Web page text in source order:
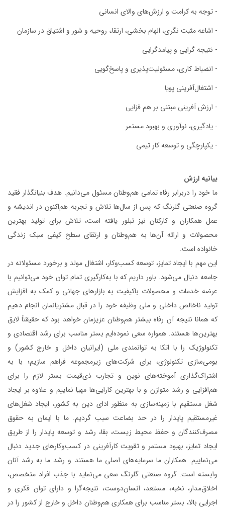
- توجه به کرامت و ارزش‌های والای انسانی
- اشاعه مثبت نگری، الهام بخشی، ارتقاء روحیه و شور و اشتیاق در سازمان
- نتیجه گرایی و پیامدگرایی
- انضباط کاری، مسئولیت‌پذیری و پاسخ‌گویی
- اشتغال‌آفرینی پویا
- ارزش آفرینی مبتنی بر هم‌ فزایی
- یادگیری، نوآوری و بهبود مستمر
- یکپارچگی و توسعه کار تیمی
بیانیه ارزش
ما خود را دربرابر رفاه تمامی‌ هم‌وطنان مسئول می‌دانیم. هدف بنیانگذار فقید
گروه صنعتی گلرنگ که پس از سال‌ها تلاش و تجربه هم‌اکنون در اندیشه و
عمل همکاران و کارکنان نیز تبلور یافته است، تلاش برای تولید بهترین
محصولات و ارائه آن‌ها به هم‌وطنان و ارتقای سطح کیفی سبک زندگی
خانواده است.
این مهم با ایجاد تمایز، توسعه‌ کسب‌وکار، اشتغال مولد و برخورد مسئولانه در
جامعه دنبال می‌شود. باور داریم که با به‌‌کارگیری تمام توان خود می‌توانیم با
عرضه خدمات و محصولات باکیفیت به بازارهای جهانی و کمک به افزایش
تولید ناخالص‌ داخلی و ملی وظیفه خود را در قبال مشتریانمان انجام دهیم
که همانا نتیجه آن رفاه بیشتر هم‌وطنان عزیزمان خواهد بود که حقیقتاً لایق
بهترین‌ها هستند. همواره سعی نموده‌ایم بستر مناسب برای رشد اقتصادی و
تکنولوژیک را با اتکا به توانمندی ملی (ایرانیان داخل و خارج کشور) و
بومی‌سازی تکنولوژی، برای شرکت‌های زیرمجموعه فراهم سازیم؛ با به‌‌
اشتراک‌‌گذاری آموخته‌های نوین و تجارب ذی‌قیمت بستر لازم را برای
هم‌افزایی و رشد متوازن و با بهترین کارایی‌ها مهیا نماییم و علاوه ‌بر ایجاد
شغل مستقیم با زمینه‌سازی به منظور ادای دین به کشور، ایجاد شغل‌های
غیرمستقیم پایدار را در حد بضاعت سبب گردیم. ما با ایمان به حقوق
مصرف‌کنندگان و حفظ محیط زیست، بقا، رشد و توسعه پایدار را از طریق
ایجاد تمایز، بهبود مستمر و تقویت کار‌آفرینی در کسب‌و‌کارهای جدید دنبال
می‌نماییم. همکاران ما سرمایه‌های اصلی ما هستند و رشد ما به رشد آنان
وابسته است. گروه صنعتی گلرنگ سعی می‌نماید با جذب افراد متخصص،
اخلاق‌مدار، نخبه، مستعد، انسان‌دوست، نتیجه‌گرا و دارای توان فکری و
اجرایی بالا، بستر مناسب برای همکاری هم‌وطنان داخل و خارج از کشور را در